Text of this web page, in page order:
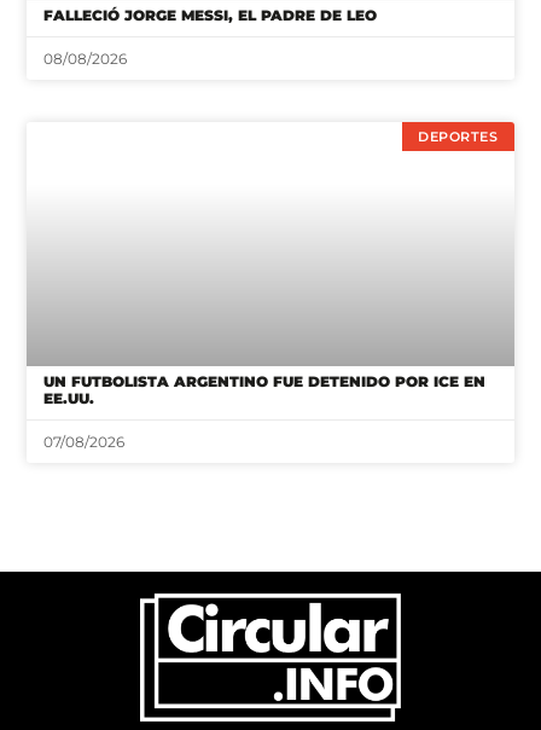
FALLECIÓ JORGE MESSI, EL PADRE DE LEO
08/08/2026
DEPORTES
UN FUTBOLISTA ARGENTINO FUE DETENIDO POR ICE EN
EE.UU.
07/08/2026